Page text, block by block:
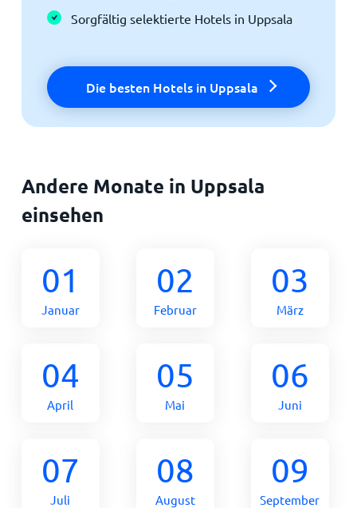
Sorgfältig selektierte Hotels in Uppsala
Die besten Hotels in Uppsala
Andere Monate in Uppsala
einsehen
01
Januar
02
Februar
03
März
04
April
05
Mai
06
Juni
07
Juli
08
August
09
September